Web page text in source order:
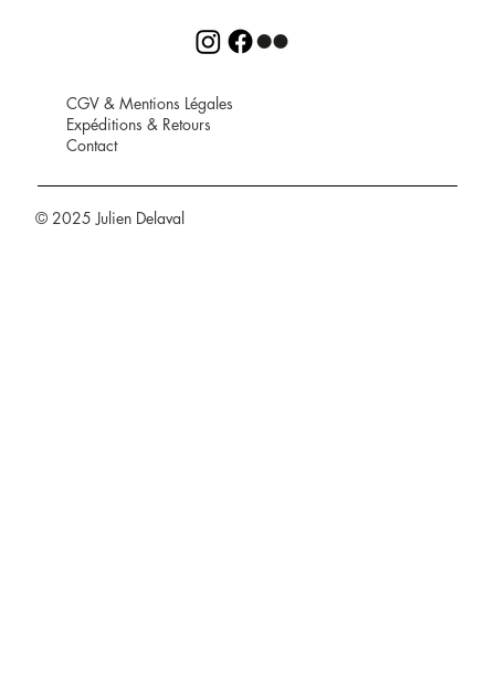
CGV & Mentions Légales
Expéditions & Retours
Contact
© 2025 Julien Delaval